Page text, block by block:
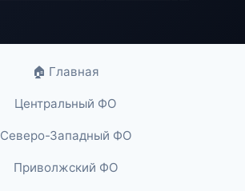
🏠 Главная
Центральный ФО
Северо-Западный ФО
Приволжский ФО